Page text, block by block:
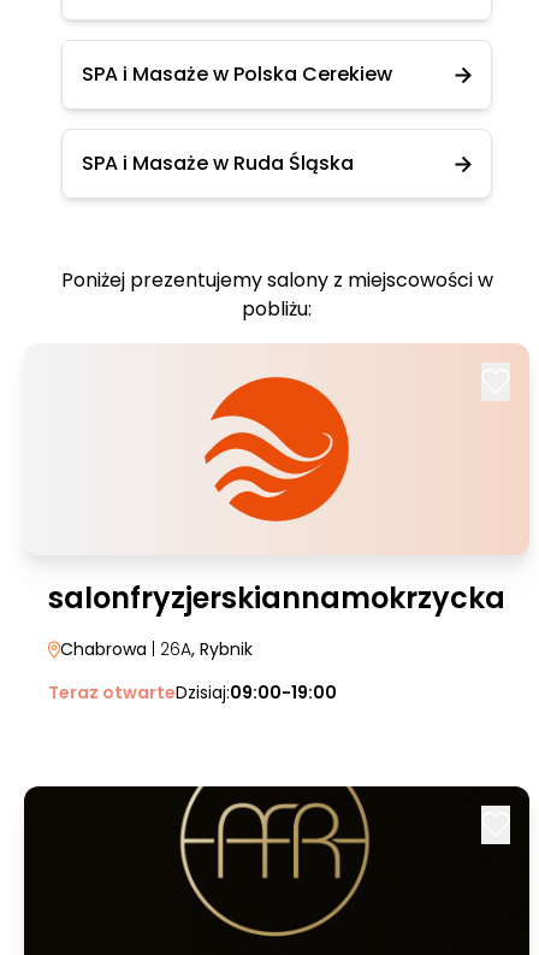
SPA i Masaże w Polska Cerekiew
SPA i Masaże w Ruda Śląska
Poniżej prezentujemy salony z miejscowości w
pobliżu:
salonfryzjerskiannamokrzycka
Chabrowa | 26A, Rybnik
Teraz otwarteDzisiaj:09:00-19:00